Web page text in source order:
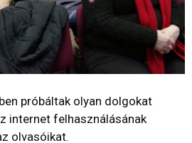
próbáltak olyan dolgokat
internet felhasználásának
olvasóikat.